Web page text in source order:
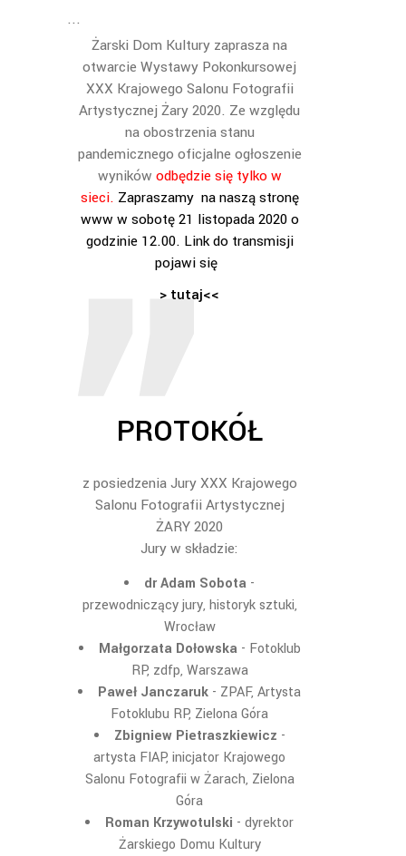
Żarski Dom Kultury zaprasza na
otwarcie Wystawy Pokonkursowej
XXX Krajowego Salonu Fotografii
Artystycznej Żary 2020. Ze względu
na obostrzenia stanu
pandemicznego oficjalne ogłoszenie
wyników odbędzie się tylko w
sieci. Zapraszamy na naszą stronę
www w sobotę 21 listopada 2020 o
godzinie 12.00. Link do transmisji
pojawi się
> tutaj<<
PROTOKÓŁ
z posiedzenia Jury XXX Krajowego
Salonu Fotografii Artystycznej
ŻARY 2020
Jury w składzie:
dr Adam Sobota -
przewodniczący jury, historyk sztuki,
Wrocław
Małgorzata Dołowska- Fotoklub
RP, zdfp, Warszawa
Paweł Janczaruk - ZPAF, Artysta
Fotoklubu RP, Zielona Góra
Zbigniew Pietraszkiewicz -
artysta FIAP, inicjator Krajowego
Salonu Fotografii w Żarach, Zielona
Góra
Roman Krzywotulski - dyrektor
Żarskiego Domu Kultury